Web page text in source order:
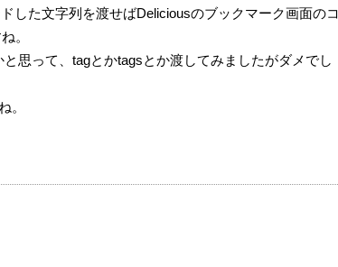
した文字列を渡せばDeliciousのブックマーク画面のコ
。
思って、tagとかtagsとか渡してみましたがダメでし
。